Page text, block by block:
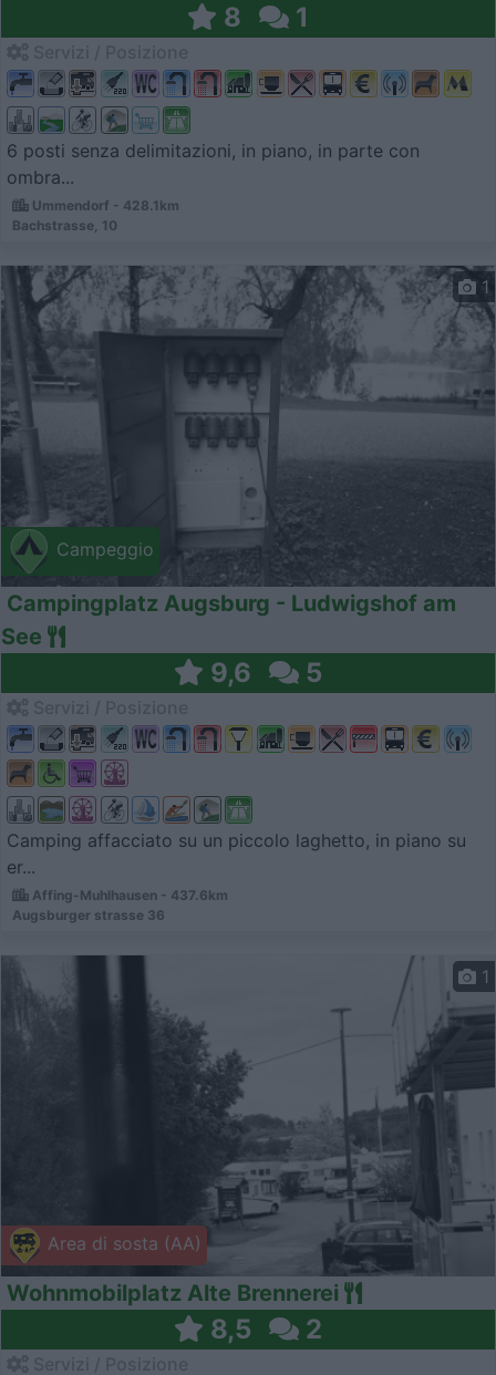
8 1
6 posti senza delimitazioni, in piano, in parte con
ombra...
Ummendorf - 428.1km
Bachstrasse, 10
Campeggio
1
Campingplatz Augsburg - Ludwigshof am
See
9,6 5
Camping affacciato su un piccolo laghetto, in piano su
er...
Affing-Muhlhausen - 437.6km
Augsburger strasse 36
Area di sosta (AA)
1
Wohnmobilplatz Alte Brennerei
8,5 2